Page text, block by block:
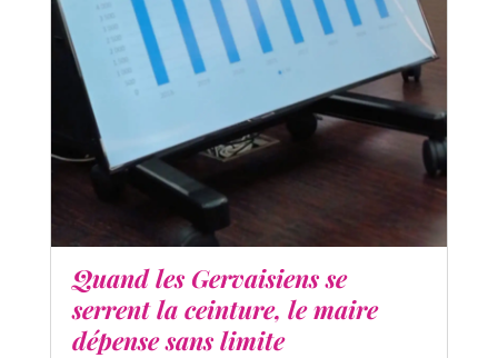
Quand les Gervaisiens se
serrent la ceinture, le maire
dépense sans limite